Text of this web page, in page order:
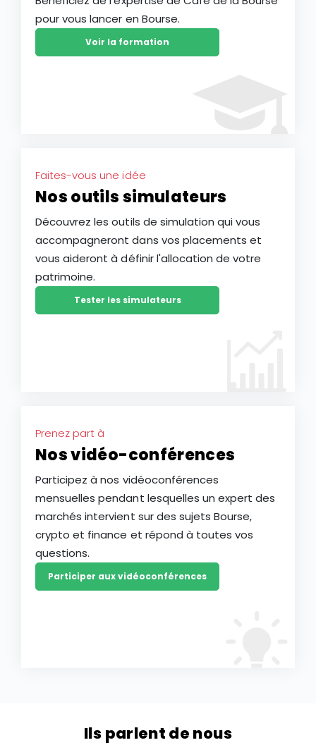
pour vous lancer en Bourse.
Voir la formation
Faites-vous une idée
Nos outils simulateurs
Découvrez les outils de simulation qui vous
accompagneront dans vos placements et
vous aideront à définir l'allocation de votre
patrimoine.
Tester les simulateurs
Prenez part à
Nos vidéo-conférences
Participez à nos vidéoconférences
mensuelles pendant lesquelles un expert des
marchés intervient sur des sujets Bourse,
crypto et finance et répond à toutes vos
questions.
Participer aux vidéoconférences
Ils parlent de nous